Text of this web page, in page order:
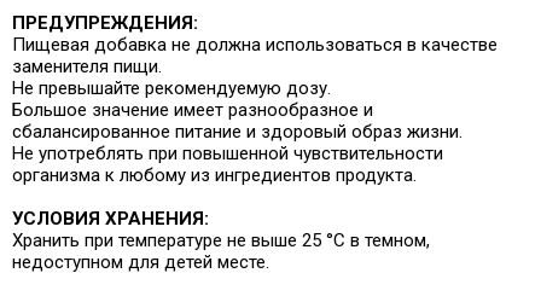
ПРЕДУПРЕЖДЕНИЯ:
Пищевая добавка не должна использоваться в качестве
заменителя пищи.
Не превышайте рекомендуемую дозу.
Большое значение имеет разнообразное и
сбалансированное питание и здоровый образ жизни.
Не употреблять при повышенной чувствительности
организма к любому из ингредиентов продукта.
УСЛОВИЯ ХРАНЕНИЯ:
Хранить при температуре не выше 25 °C в темном,
недоступном для детей месте.